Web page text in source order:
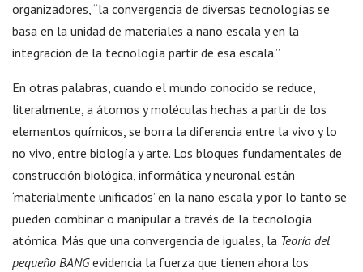
organizadores, “la convergencia de diversas tecnologías se
basa en la unidad de materiales a nano escala y en la
integración de la tecnología partir de esa escala.”
En otras palabras, cuando el mundo conocido se reduce,
literalmente, a átomos y moléculas hechas a partir de los
elementos químicos, se borra la diferencia entre la vivo y lo
no vivo, entre biología y arte. Los bloques fundamentales de
construcción biológica, informática y neuronal están
‘materialmente unificados’ en la nano escala y por lo tanto se
pueden combinar o manipular a través de la tecnología
atómica. Más que una convergencia de iguales, la Teoría del
pequeño BANGevidencia la fuerza que tienen ahora los